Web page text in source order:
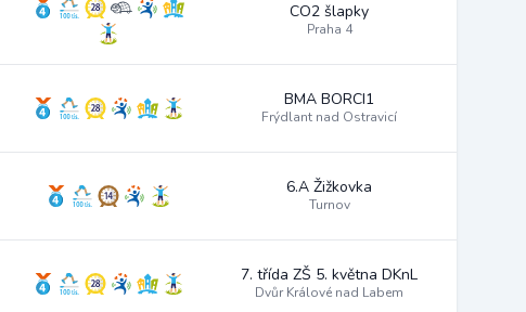
CO2 šlapky
Praha 4
BMA BORCI1
Frýdlant nad Ostravicí
6.A Žižkovka
Turnov
7. třída ZŠ 5. května DKnL
Dvůr Králové nad Labem